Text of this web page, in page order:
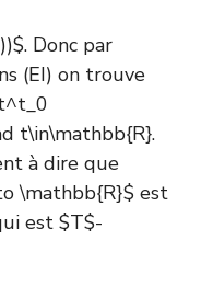
Donc par
(EI) on trouve
t\in\mathbb{R}.
à dire que
\mathbb{R}$ est
est $T$-